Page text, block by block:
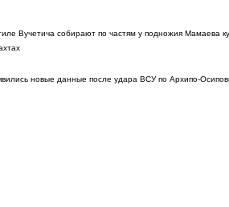
Вучетича собирают по частям у подножия Мамаева
новые данные после удара ВСУ по Архипо-